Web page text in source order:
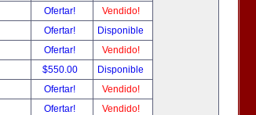
Ofertar!
Vendido!
Ofertar!
Disponible
Ofertar!
Vendido!
$550.00
Disponible
Ofertar!
Vendido!
Ofertar!
Vendido!